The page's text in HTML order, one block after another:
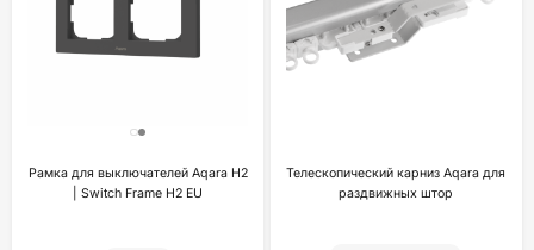
Рамка для выключателей Aqara H2
| Switch Frame H2 EU
Телескопический карниз Aqara для
раздвижных штор